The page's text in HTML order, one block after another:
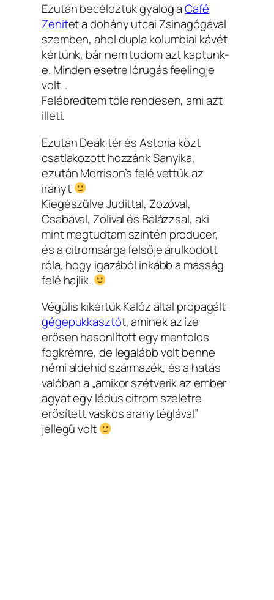
Ezután becéloztuk gyalog aCafé
Zenitet a dohány utcai Zsinagógával
szemben, ahol dupla kolumbiai kávét
kértünk, bár nem tudom azt kaptunk-
e. Minden esetre lórugás feelingje
volt…
Felébredtem töle rendesen, ami azt
illeti.
Ezután Deák tér és Astoria közt
csatlakozott hozzánk Sanyika,
ezután Morrison’s felé vettük az
irányt
Kiegészülve Judittal, Zozóval,
Csabával, Zolival és Balázzsal, aki
mint megtudtam szintén producer,
és a citromsárga felsője árulkodott
róla, hogy igazából inkább a másság
felé hajlik.
Végülis kikértük Kalóz által propagált
gégepukkasztót, aminek az íze
erősen hasonlított egy mentolos
fogkrémre, de legalább volt benne
némi aldehid származék, és a hatás
valóban a „amikor szétverik az ember
agyát egy lédús citrom szeletre
erősített vaskos aranytéglával”
jellegű volt